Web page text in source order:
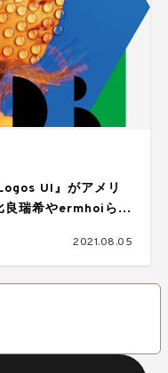
UI』がアメリ
良瑞希やermhoiらが
2021.08.05